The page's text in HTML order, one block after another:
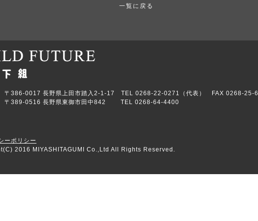
一覧に戻る
0017 長野県上田市踏入2-1-17 TEL 0268-22-0271（代表） FAX 0268-25-
〒389-0516 長野県東御市田中842 TEL 0268-64-4400
ーポリシー
2016 MIYASHITAGUMI Co.,Ltd All Rights Reserved.